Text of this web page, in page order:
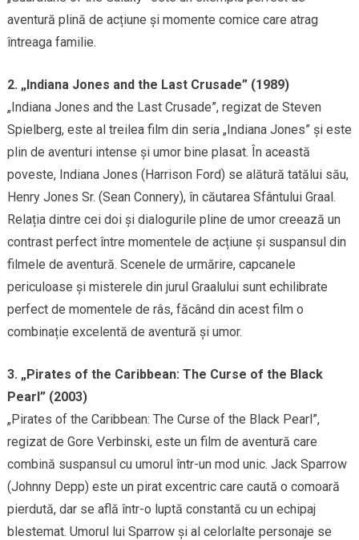
aventură plină de acțiune și momente comice care atrag
întreaga familie.
2. „Indiana Jones and the Last Crusade” (1989)
„Indiana Jones and the Last Crusade”, regizat de Steven
Spielberg, este al treilea film din seria „Indiana Jones” și este
plin de aventuri intense și umor bine plasat. În această
poveste, Indiana Jones (Harrison Ford) se alătură tatălui său,
Henry Jones Sr. (Sean Connery), în căutarea Sfântului Graal.
Relația dintre cei doi și dialogurile pline de umor creează un
contrast perfect între momentele de acțiune și suspansul din
filmele de aventură. Scenele de urmărire, capcanele
periculoase și misterele din jurul Graalului sunt echilibrate
perfect de momentele de râs, făcând din acest film o
combinație excelentă de aventură și umor.
3. „Pirates of the Caribbean: The Curse of the Black
Pearl” (2003)
„Pirates of the Caribbean: The Curse of the Black Pearl”,
regizat de Gore Verbinski, este un film de aventură care
combină suspansul cu umorul într-un mod unic. Jack Sparrow
(Johnny Depp) este un pirat excentric care caută o comoară
pierdută, dar se află într-o luptă constantă cu un echipaj
blestemat. Umorul lui Sparrow și al celorlalte personaje se